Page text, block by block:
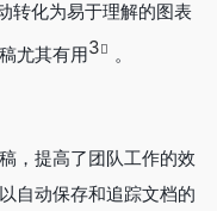
转化为易于理解的图表
尤其有用3 。
，提高了团队工作的效
自动保存和追踪文档的